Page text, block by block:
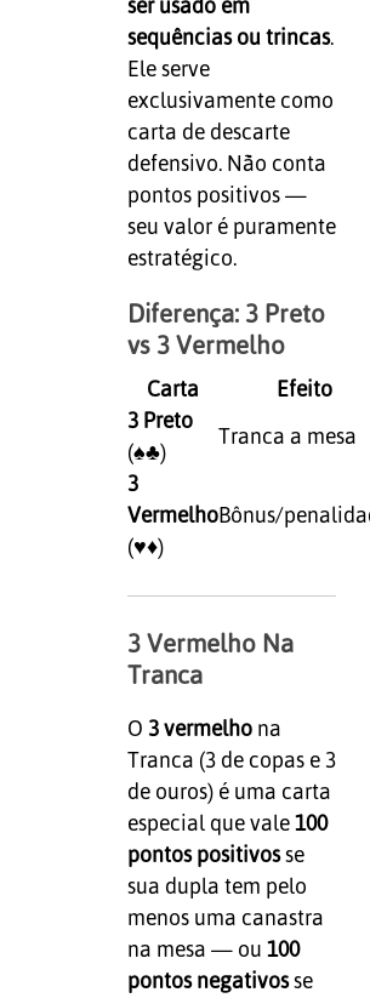
ser usado em
sequências ou trincas.
Ele serve
exclusivamente como
carta de descarte
defensivo. Não conta
pontos positivos —
seu valor é puramente
estratégico.
Diferença: 3 Preto
vs 3 Vermelho
Carta Efeito
3 Preto
(♠♣)
Tranca a mesa
3
Vermelho
(♥♦)
Bônus/
3 Vermelho Na
Tranca
O 3 vermelhona
Tranca (3 de copas e 3
de ouros) é uma carta
especial que vale 100
pontos positivosse
sua dupla tem pelo
menos uma canastra
na mesa — ou 100
pontos negativosse